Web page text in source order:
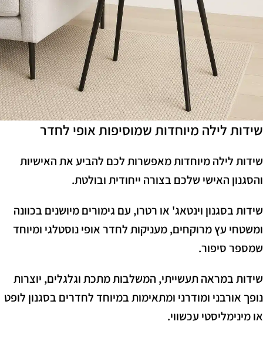
שידות לילה מיוחדות שמוסיפות אופי לחדר
שידות לילה מיוחדות מאפשרות לכם להביע את האישיות
והסגנון האישי שלכם בצורה ייחודית ובולטת.
שידות בסגנון וינטאג' או רטרו, עם גימורים מיושנים בכוונה
ומשטחי עץ מרוקחים, מעניקות לחדר אופי נוסטלגי ומיוחד
שמספר סיפור.
שידות במראה תעשייתי, המשלבות מתכת וגלגלים, יוצרות
נופך אורבני ומודרני ומתאימות במיוחד לחדרים בסגנון לופט
או מינימליסטי עכשווי.